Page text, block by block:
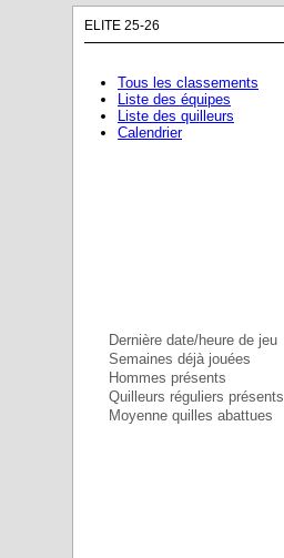
ELITE 25-26
Tous les classements
Liste des équipes
Liste des quilleurs
Calendrier
Dernière date/heure de jeu
Semaines déjà jouées
Hommes présents
Quilleurs réguliers présents
Moyenne quilles abattues